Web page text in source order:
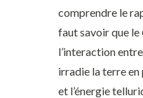
comprendre le
faut savoir que le
l’interaction
irradie la terre en
et l’énergie